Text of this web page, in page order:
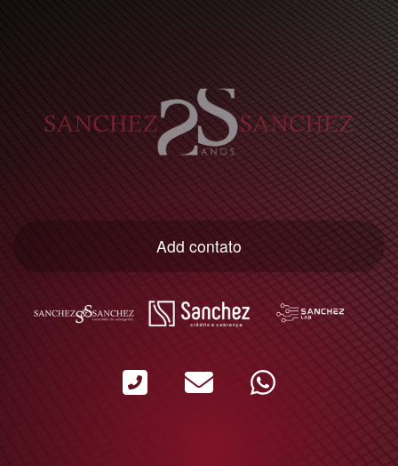
Add contato